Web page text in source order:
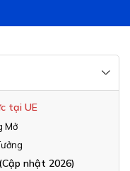
tại UE
Mở
nhật 2026)